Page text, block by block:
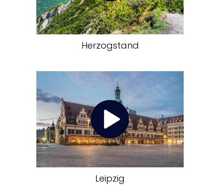
Herzogstand
Leipzig